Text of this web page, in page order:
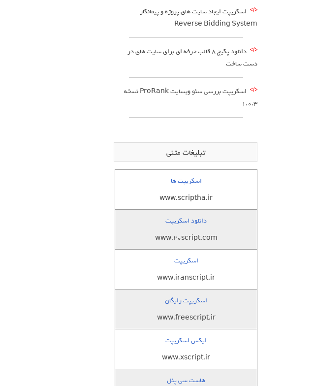
اسکریپت ایجاد سایت های پروژه و پیمانکار
Reverse Bidding System
دانلود پکیج 8 قالب حرفه ای برای سایت های در
دست ساخت
اسکریپت بررسی سئو وبسایت ProRank نسخه
1.0.3
تبلیغات متنی
اسکریپت ها
www.scriptha.ir
دانلود اسکریپت
www.20script.com
اسکریپت
www.iranscript.ir
اسکریپت رایگان
www.freescript.ir
ایکس اسکریپت
www.xscript.ir
هاست سی پنل